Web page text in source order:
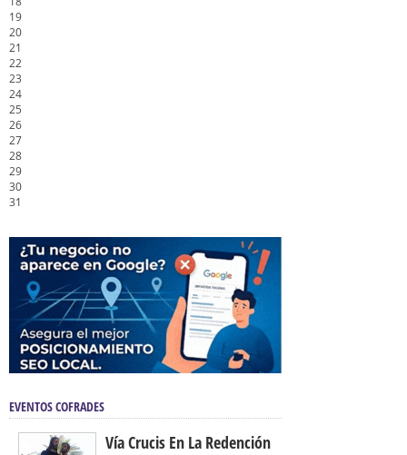
19
20
21
22
23
24
25
26
27
28
29
30
31
EVENTOS COFRADES
Vía Crucis En La Redención